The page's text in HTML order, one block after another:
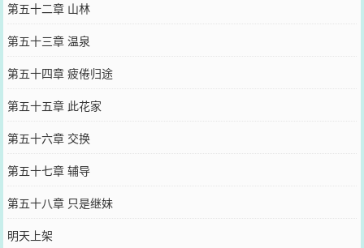
第五十二章 山林
第五十三章 温泉
第五十四章 疲倦归途
第五十五章 此花家
第五十六章 交换
第五十七章 辅导
第五十八章 只是继妹
明天上架